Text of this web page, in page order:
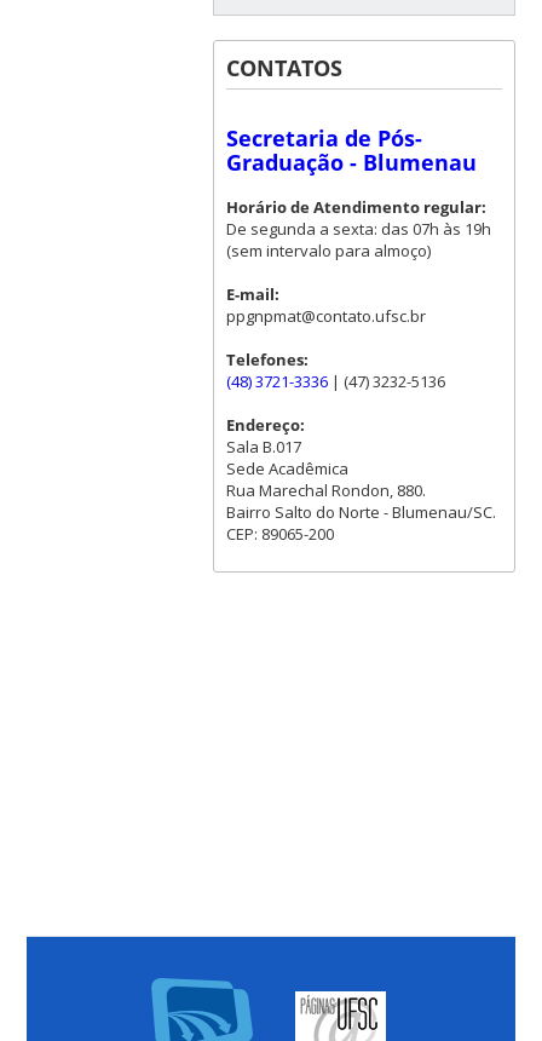
CONTATOS
Secretaria de Pós-
Graduação - Blumenau
Horário de Atendimento regular:
De segunda a sexta: das 07h às 19h
(sem intervalo para almoço)
E-mail:
ppgnpmat@contato.ufsc.br
Telefones:
(48) 3721-3336| (47) 3232-5136
Endereço:
Sala B.017
Sede Acadêmica
Rua Marechal Rondon, 880.
Bairro Salto do Norte - Blumenau/SC.
CEP: 89065-200